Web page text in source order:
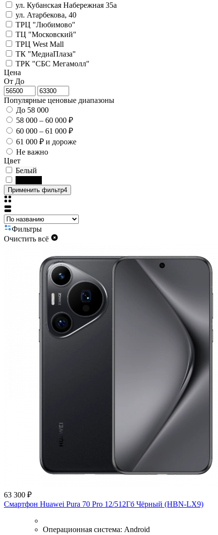
ул. Кубанская Набережная 35а
ул. Атарбекова, 40
ТРЦ "Любимово"
ТЦ "Московский"
ТРЦ West Mall
ТК "МедиаПлаза"
ТРК "СБС Мегамолл"
Цена
От До
Популярные ценовые диапазоны
До 58 000
58 000 – 60 000 ₽
60 000 – 61 000 ₽
61 000 ₽ и дороже
Не важно
Цвет
Белый
Применить фильтр4
Фильтры
Очистить всё
63 300 ₽
Смартфон Huawei Pura 70 Pro 12/512Гб Чёрный (HBN-LX9)
Операционная система: Android